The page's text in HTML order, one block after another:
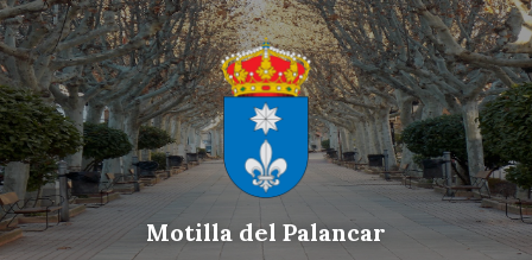
Skip
to
content
Saltar
a
la
navegación
principal
Saltar
a
pie
de
página
Motilla del Palancar